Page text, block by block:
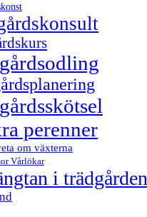
perenner
om växterna
Vårlökar
i trädgården